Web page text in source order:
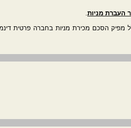
העברת מניות.
מפיק הסכם מכירת מניות בחברה פרטית